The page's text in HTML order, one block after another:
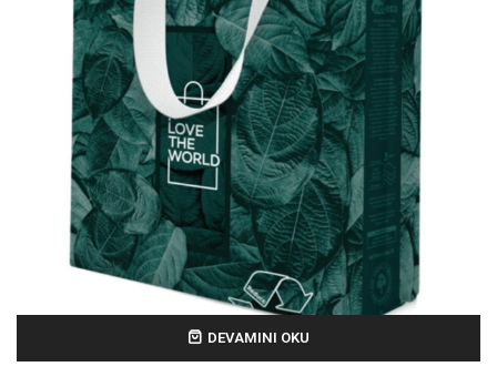
DEVAMINI OKU